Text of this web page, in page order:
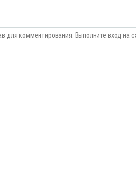
для комментирования. Выполните вход на